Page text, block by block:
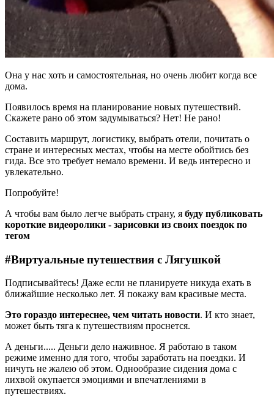
Она у нас хоть и самостоятельная, но очень любит когда все
дома.
Появилось время на планирование новых путешествий.
Скажете рано об этом задумываться? Нет! Не рано!
Составить маршрут, логистику, выбрать отели, почитать о
стране и интересных местах, чтобы на месте обойтись без
гида. Все это требует немало времени. И ведь интересно и
увлекательно.
Попробуйте!
А чтобы вам было легче выбрать страну, я буду публиковать
короткие видеоролики - зарисовки из своих поездок по
тегом
#Виртуальные путешествия с Лягушкой
Подписывайтесь! Даже если не планируете никуда ехать в
ближайшие несколько лет. Я покажу вам красивые места.
Это гораздо интереснее, чем читать новости. И кто знает,
может быть тяга к путешествиям проснется.
А деньги..... Деньги дело наживное. Я работаю в таком
режиме именно для того, чтобы заработать на поездки. И
ничуть не жалею об этом. Однообразие сидения дома с
лихвой окупается эмоциями и впечатлениями в
путешествиях.